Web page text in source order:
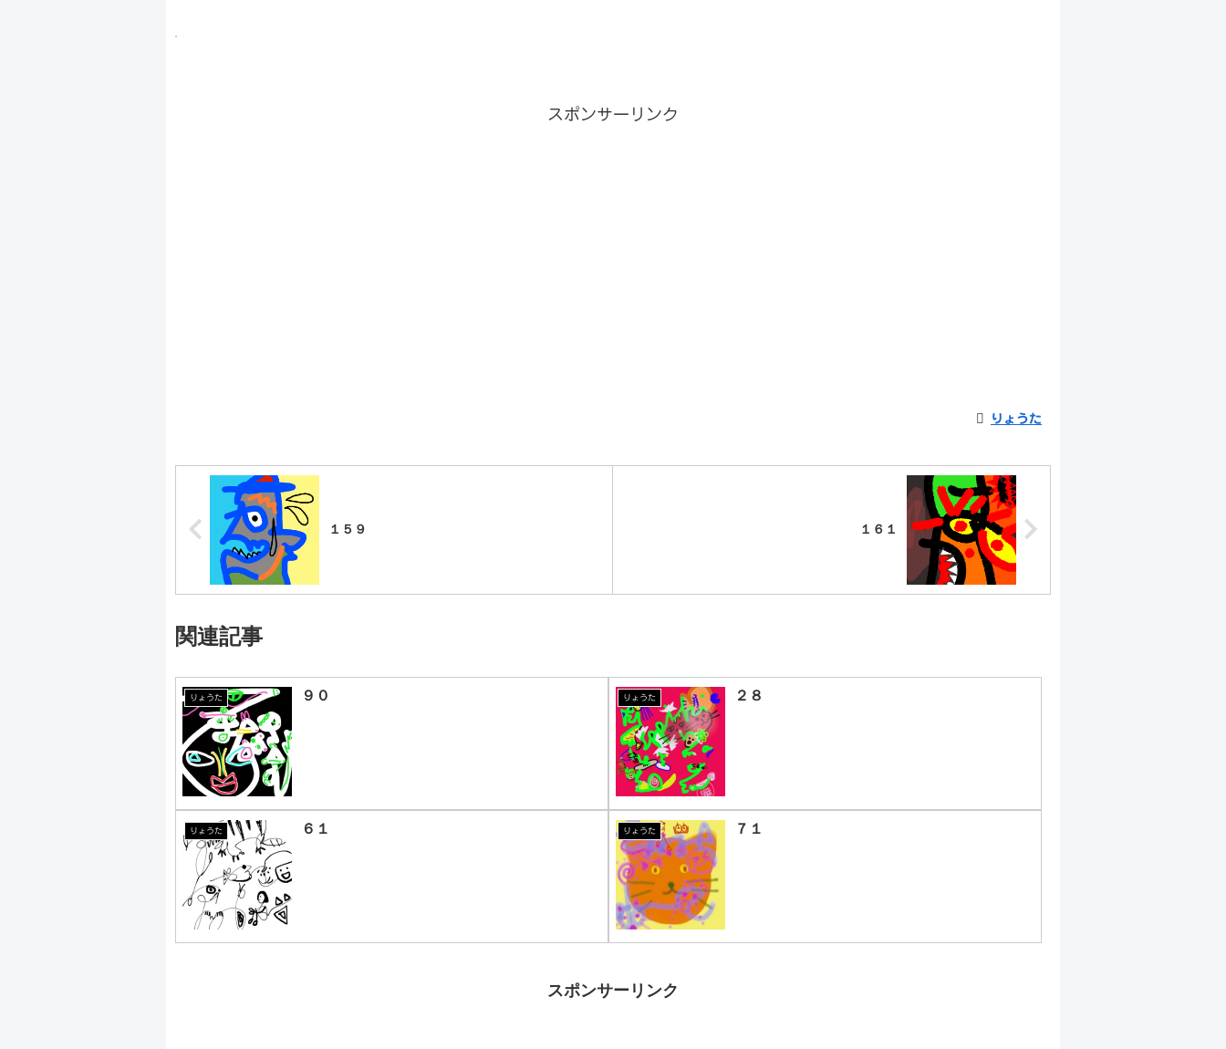
スポンサーリンク
りょうた
１５９ １６１
関連記事
りょうた ９０ りょうた ２８
りょうた ６１ りょうた ７１
スポンサーリンク